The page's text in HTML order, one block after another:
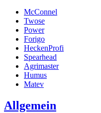
McConnel
Twose
Power
Forigo
HeckenProfi
Spearhead
Agrimaster
Humus
Matev
Allgemein